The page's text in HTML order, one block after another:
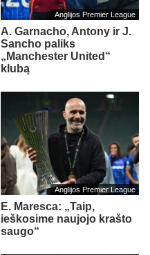
Anglijos Premier League
A. Garnacho, Antony ir J.
Sancho paliks
„Manchester United“
klubą
Anglijos Premier League
E. Maresca: „Taip,
ieškosime naujojo krašto
saugo“